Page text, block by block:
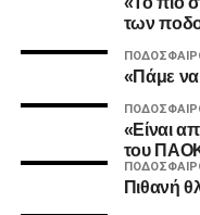
2. Την πιο σίγουρη
πολύ να δωθεί στον
Και από ότι φαίνεται,
ανεξάρτητοι σταθήκατε.
Επιθυμία λοιπόν του
των
«Πάμε να
«Είναι
του
Πιθανή